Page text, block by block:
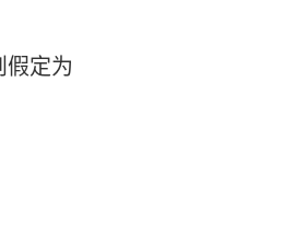
假定为